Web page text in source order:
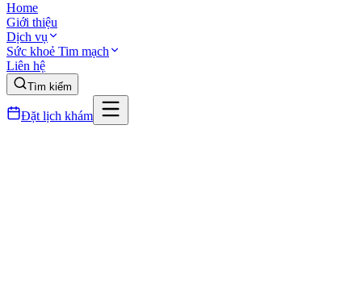
Home
Giới thiệu
Dịch vụ
Sức khoẻ Tim mạch
Liên hệ
Tìm kiếm
Đặt lịch khám